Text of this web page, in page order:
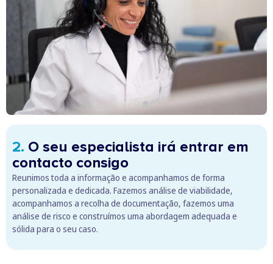
2. O seu especialista irá entrar em
contacto consigo
Reunimos toda a informação e acompanhamos de forma
personalizada e dedicada. Fazemos análise de viabilidade,
acompanhamos a recolha de documentação, fazemos uma
análise de risco e construímos uma abordagem adequada e
sólida para o seu caso.